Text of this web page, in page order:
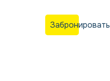
Забронировать